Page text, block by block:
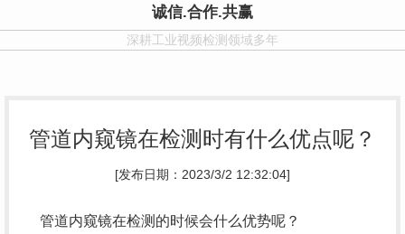
诚信.合作.共赢
深耕工业视频检测领域多年
管道内窥镜在检测时有什么优点呢？
[发布日期：2023/3/2 12:32:04]
管道内窥镜在检测的时候会什么优势呢？